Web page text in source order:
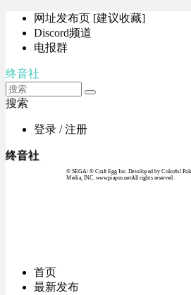
网址发布页 [建议收藏]
Discord频道
电报群
终音社
搜索
登录 / 注册
终音社
© SEGA / © Craft Egg Inc. Developed by Colorful
Media, INC. www.piapro.netAll rights reserved.
首页
最新发布